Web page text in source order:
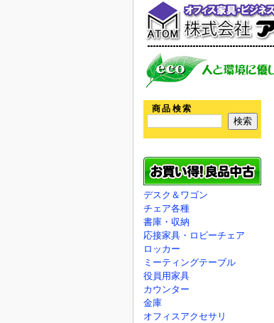
商品検索
デスク＆ワゴン
チェア各種
書庫・収納
応接家具・ロビーチェア
ロッカー
ミーティングテーブル
役員用家具
カウンター
金庫
オフィスアクセサリ